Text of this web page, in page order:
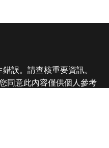
誤。請查核重要資訊。
同意此內容僅供個人參考